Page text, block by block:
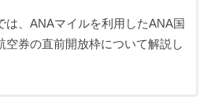
は、ANAマイルを利用したANA国
空券の直前開放枠について解説し